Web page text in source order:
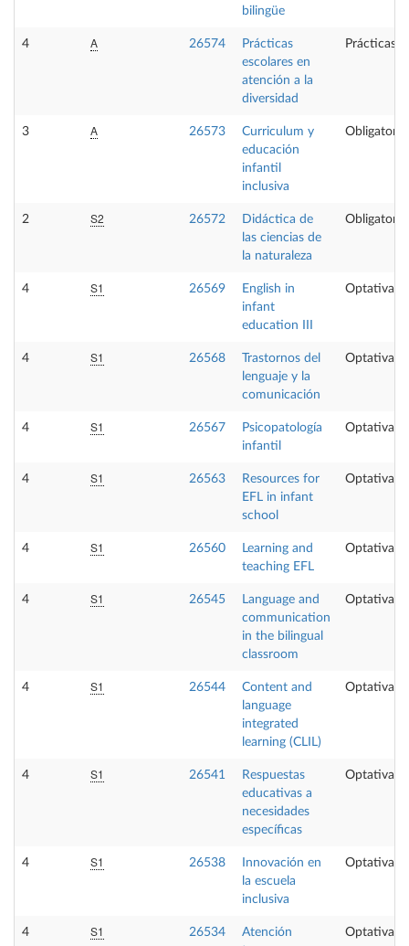
bilingüe
4 A 26574
Prácticas
escolares en
atención a la
diversidad
Prácticas
3 A 26573
Curriculum y
educación
infantil
inclusiva
Obligatoria
2 S2 26572
Didáctica de
las ciencias de
la naturaleza
Obligatoria
4 S1 26569
English in
infant
education III
Optativa
4 S1 26568
Trastornos del
lenguaje y la
comunicación
Optativa
4 S1 26567
Psicopatología
infantil
Optativa
4 S1 26563
Resources for
EFL in infant
school
Optativa
4 S1 26560
Learning and
teaching EFL
Optativa
4 S1 26545
Language and
communication
in the bilingual
classroom
Optativa
4 S1 26544
Content and
language
integrated
learning (CLIL)
Optativa
4 S1 26541
Respuestas
educativas a
necesidades
específicas
Optativa
4 S1 26538
Innovación en
la escuela
inclusiva
Optativa
4 S1 26534
Atención
Optativa